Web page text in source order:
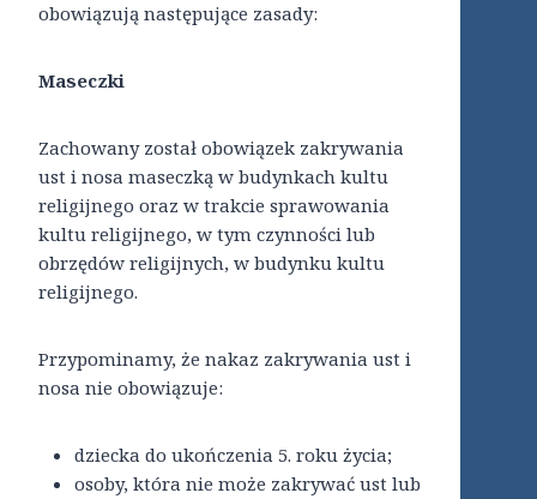
obowiązują następujące zasady:
Maseczki
Zachowany został obowiązek zakrywania
ust i nosa maseczką w budynkach kultu
religijnego oraz w trakcie sprawowania
kultu religijnego, w tym czynności lub
obrzędów religijnych, w budynku kultu
religijnego.
Przypominamy, że nakaz zakrywania ust i
nosa nie obowiązuje:
dziecka do ukończenia 5. roku życia;
osoby, która nie może zakrywać ust lub